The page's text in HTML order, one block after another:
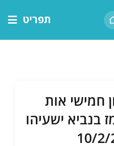
תפריט
שיעור יומי
מאמרים
חמישי אות
בנביא ישעיהו